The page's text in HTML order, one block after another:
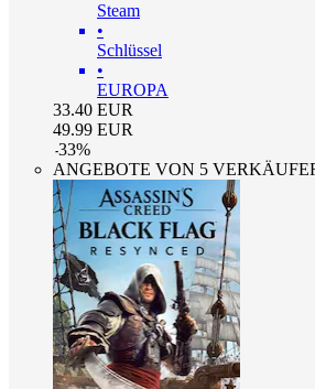
Steam
•
Schlüssel
•
EUROPA
33.40 EUR
49.99 EUR
-33%
ANGEBOTE VON 5